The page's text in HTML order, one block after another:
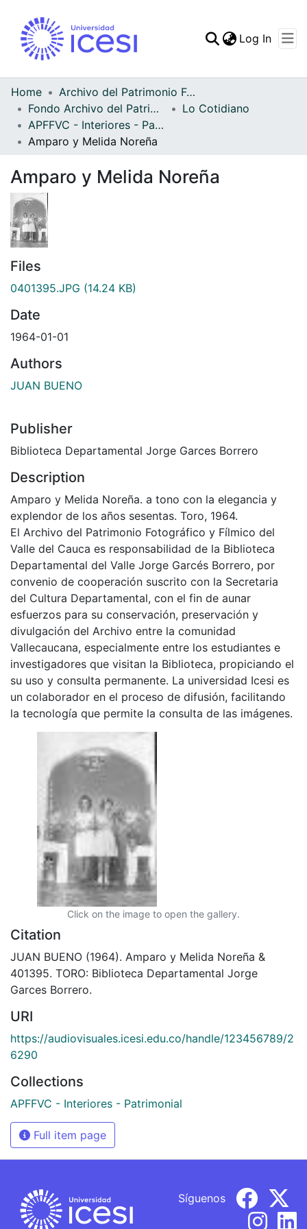
Statistics
Log In
Home
Archivo del Patrimonio Fotográfico y Fílmico del Valle del Cauca
Fondo Archivo del Patrimonio Fotográfico y Fílmico del Valle del Cauca
Lo Cotidiano
APFFVC - Interiores - Patrimonial
Amparo y Melida Noreña
Amparo y Melida Noreña
Files
0401395.JPG (14.24 KB)
Date
1964-01-01
Authors
JUAN BUENO
Publisher
Biblioteca Departamental Jorge Garces Borrero
Description
Amparo y Melida Noreña. a tono con la elegancia y
explendor de los años sesentas. Toro, 1964.
El Archivo del Patrimonio Fotográfico y Fílmico del
Valle del Cauca es responsabilidad de la Biblioteca
Departamental del Valle Jorge Garcés Borrero, por
convenio de cooperación suscrito con la Secretaria
del Cultura Departamental, con el fin de aunar
esfuerzos para su conservación, preservación y
divulgación del Archivo entre la comunidad
Vallecaucana, especialmente entre los estudiantes e
investigadores que visitan la Biblioteca, propiciando el
su uso y consulta permanente. La universidad Icesi es
un colaborador en el proceso de difusión, facilitando
la tecnología que permite la consulta de las imágenes.
Click on the image to open the gallery.
Citation
JUAN BUENO (1964). Amparo y Melida Noreña &
401395. TORO: Biblioteca Departamental Jorge
Garces Borrero.
URI
https://audiovisuales.icesi.edu.co/handle/123456789/2
6290
Collections
APFFVC - Interiores - Patrimonial
Full item page
Síguenos